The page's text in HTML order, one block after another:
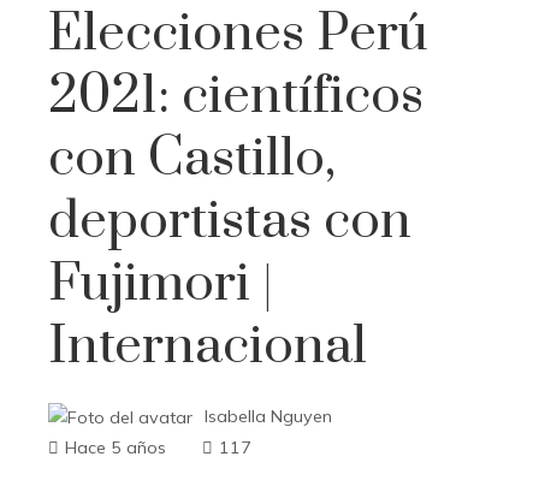
Elecciones Perú
2021: científicos
con Castillo,
deportistas con
Fujimori |
Internacional
Isabella Nguyen
Hace 5 años
117